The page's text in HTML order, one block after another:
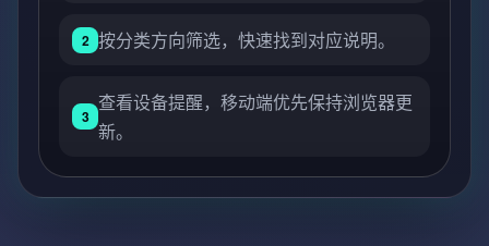
2 按分类方向筛选，快速找到对应说明。
3
查看设备提醒，移动端优先保持浏览器更
新。